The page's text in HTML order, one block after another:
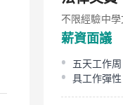
不限經驗中
薪資面議
五天工作
具工作彈